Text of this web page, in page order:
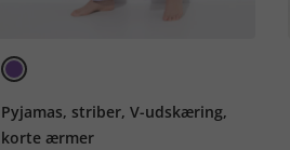
Pyjamas, striber, V-udskæring,
korte ærmer